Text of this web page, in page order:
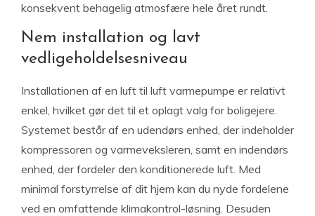
konsekvent behagelig atmosfære hele året rundt.
Nem installation og lavt
vedligeholdelsesniveau
Installationen af en luft til luft varmepumpe er relativt
enkel, hvilket gør det til et oplagt valg for boligejere.
Systemet består af en udendørs enhed, der indeholder
kompressoren og varmeveksleren, samt en indendørs
enhed, der fordeler den konditionerede luft. Med
minimal forstyrrelse af dit hjem kan du nyde fordelene
ved en omfattende klimakontrol-løsning. Desuden